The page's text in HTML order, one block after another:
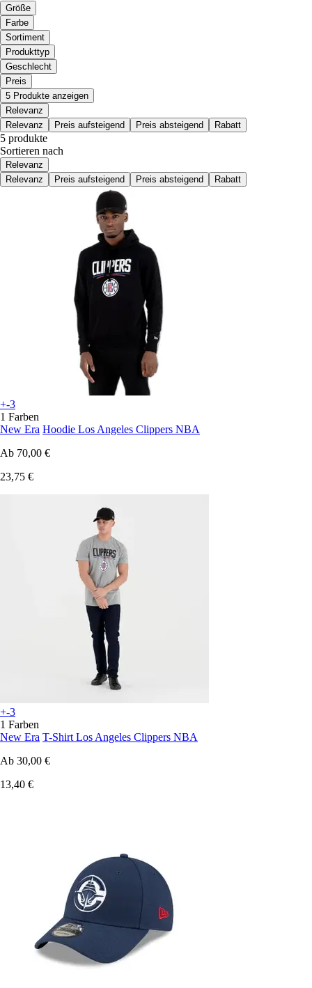
Größe
Farbe
Sortiment
Produkttyp
Geschlecht
Preis
5 Produkte anzeigen
Relevanz
Relevanz
Preis aufsteigend Preis absteigend Rabatt
5 produkte
Sortieren nach
Relevanz
Relevanz
Preis aufsteigend Preis absteigend Rabatt
+-3
1 Farben
New Era Hoodie Los Angeles Clippers NBA
Ab 70,00 €
23,75 €
+-3
1 Farben
New Era T-Shirt Los Angeles Clippers NBA
Ab 30,00 €
13,40 €